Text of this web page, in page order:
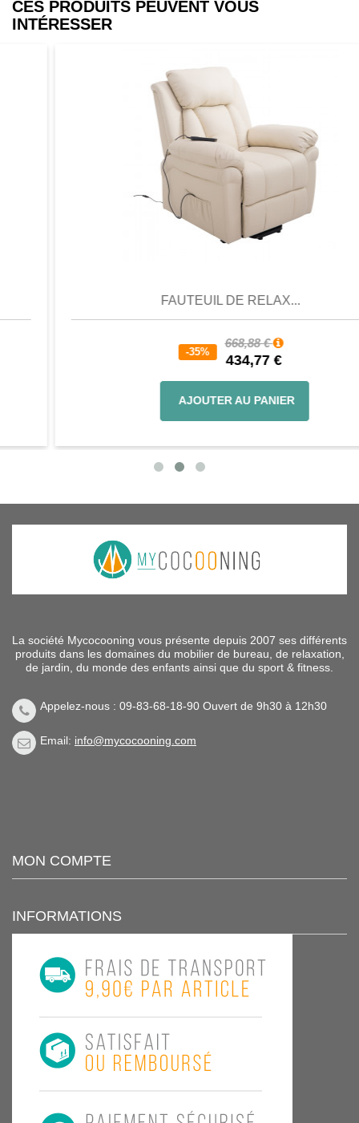
CES PRODUITS PEUVENT VOUS
INTÉRESSER
FAUTEUIL DE RELAX...
668,88 €
434,77 €
AJOUTER AU PANIER
La société Mycocooning vous présente depuis 2007 ses différents
produits dans les domaines du mobilier de bureau, de relaxation,
de jardin, du monde des enfants ainsi que du sport & fitness.
Appelez-nous : 09-83-68-18-90 Ouvert de 9h30 à 12h30
Email: info@mycocooning.com
MON COMPTE
INFORMATIONS